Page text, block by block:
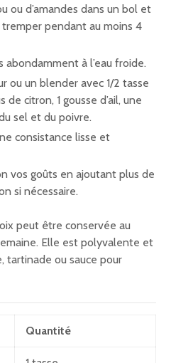
ou d’amandes dans un bol et
tremper pendant au moins 4
à l’eau froide.
ou un blender avec 1/2 tasse
de citron, 1 gousse d’ail, une
sel et du poivre.
consistance lisse et
vos goûts en ajoutant plus de
si nécessaire.
peut être conservée au
Elle est polyvalente et
ou sauce pour
Quantité